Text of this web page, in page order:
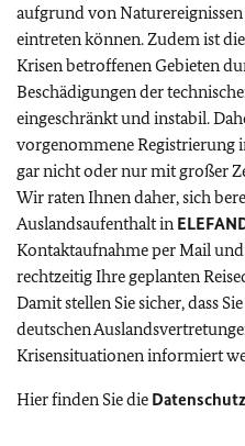
aufgrund von
eintreten können. Zudem ist
Krisen betroffenen Gebieten
Beschädigungen der
eingeschränkt und instabil.
vorgenommene Registrierung
gar nicht oder nur mit großer
Wir raten Ihnen daher, sich
Auslandsaufenthalt in
Kontaktaufnahme per Mail
rechtzeitig Ihre geplanten
Damit stellen Sie sicher, dass
deutschen
Krisensituationen informiert
Hier finden Sie die